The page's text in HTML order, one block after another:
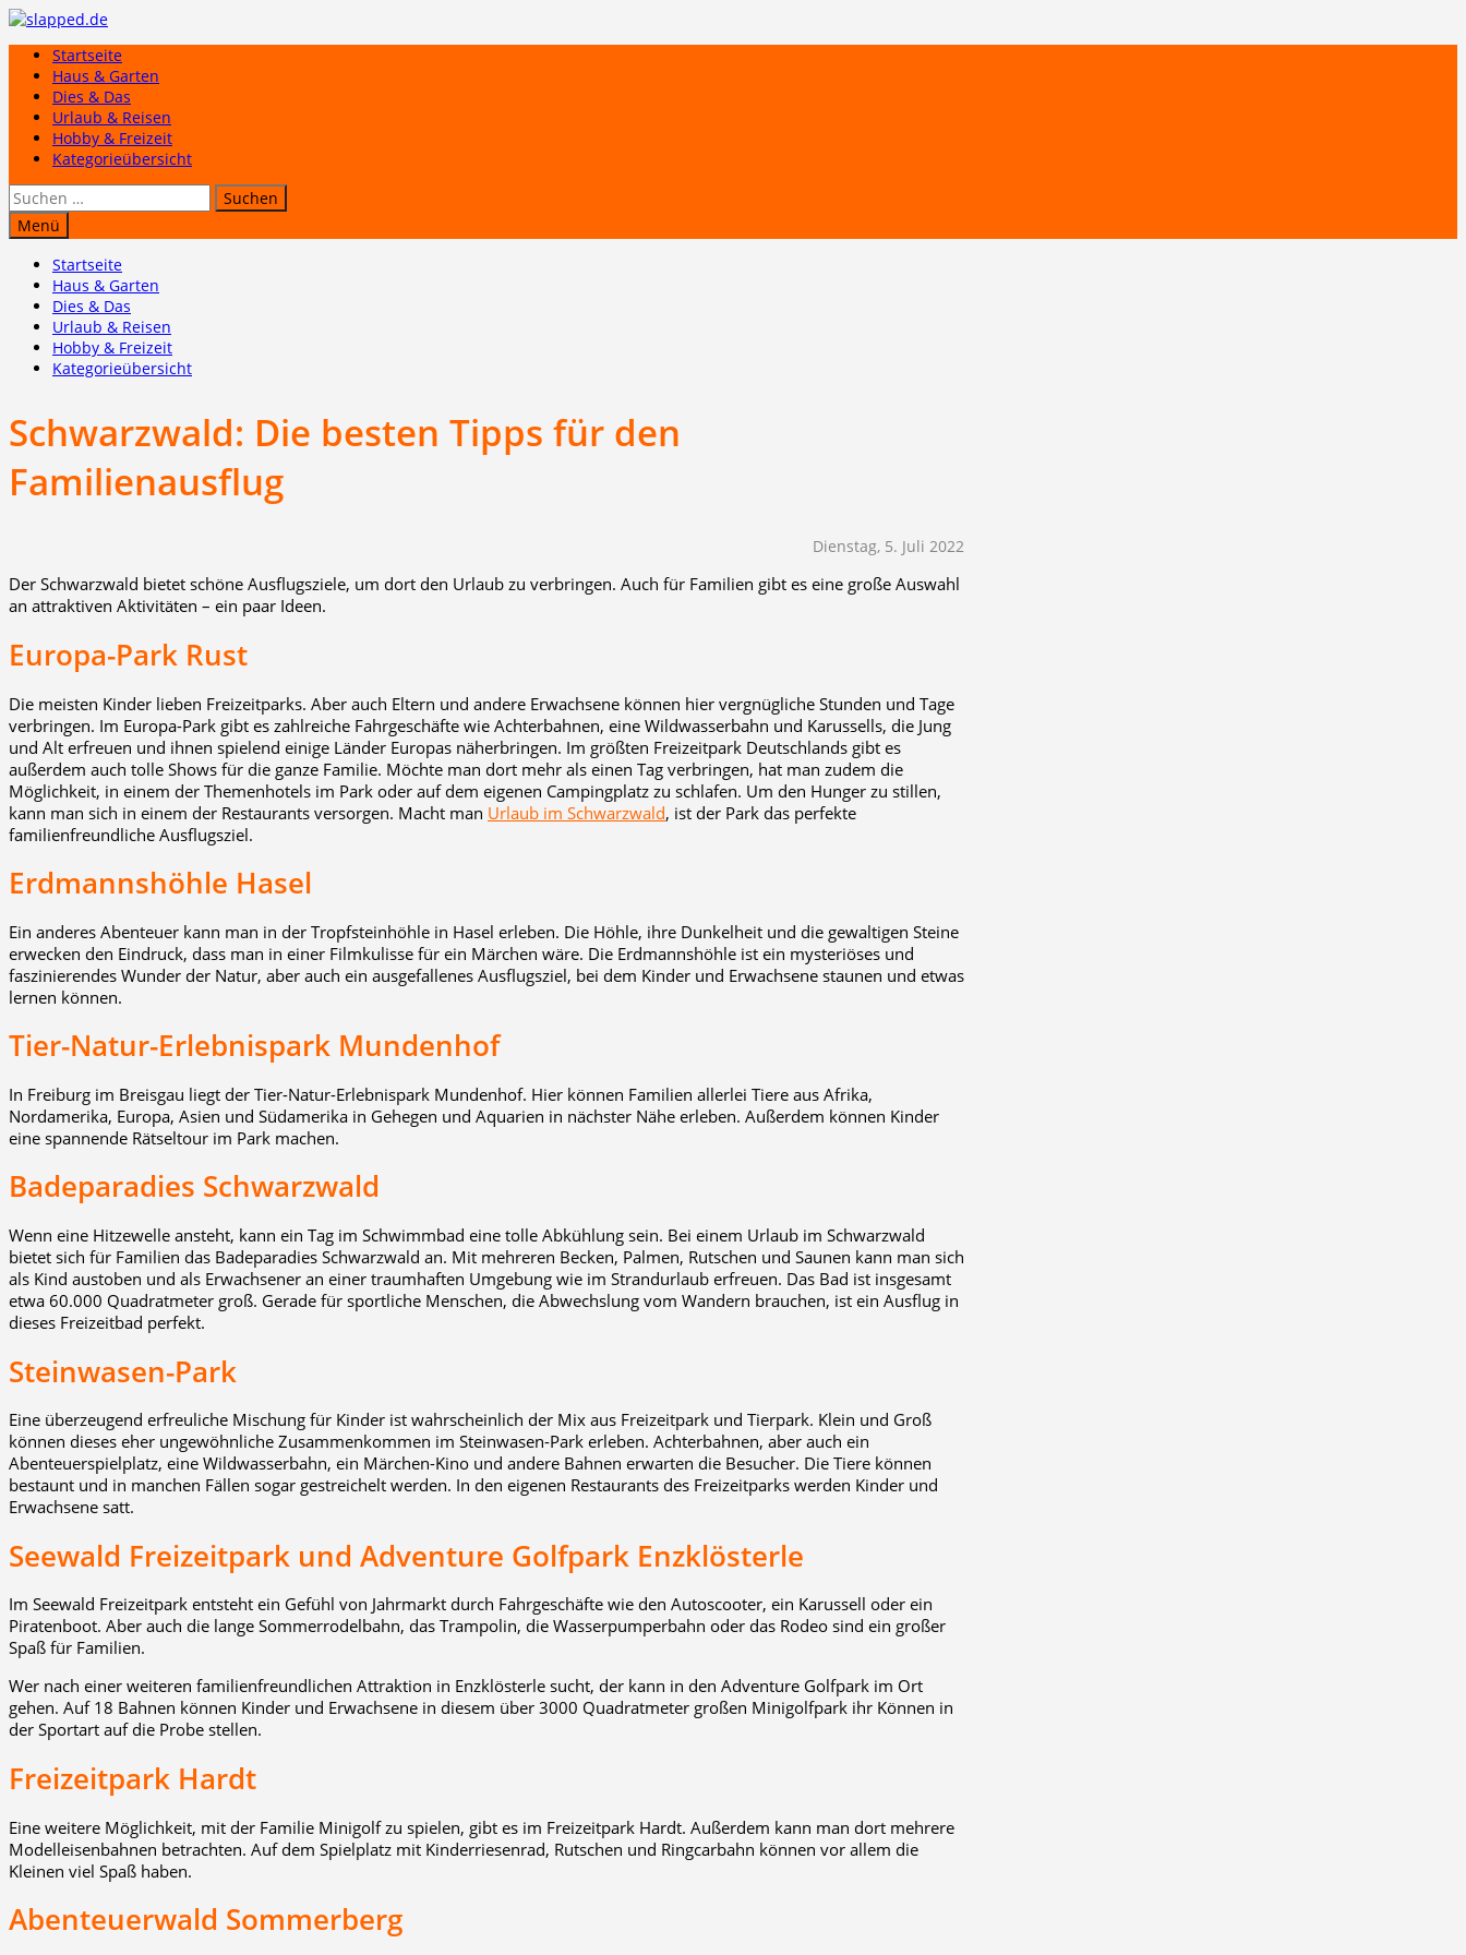
Zum
springenStartseite
Haus & Garten
Dies & Das
Urlaub & Reisen
Hobby & Freizeit
Kategorieübersicht
Suchen
nach:
Menü
Startseite
Haus & Garten
Dies & Das
Urlaub & Reisen
Hobby & Freizeit
Kategorieübersicht
Schwarzwald: Die besten Tipps für den
Familienausflug
Dienstag, 5. Juli 2022
Der Schwarzwald bietet schöne Ausflugsziele, um dort den Urlaub zu verbringen. Auch für Familien gibt es eine große Auswahl
an attraktiven Aktivitäten – ein paar Ideen.
Europa-Park Rust
Die meisten Kinder lieben Freizeitparks. Aber auch Eltern und andere Erwachsene können hier vergnügliche Stunden und Tage
verbringen. Im Europa-Park gibt es zahlreiche Fahrgeschäfte wie Achterbahnen, eine Wildwasserbahn und Karussells, die Jung
und Alt erfreuen und ihnen spielend einige Länder Europas näherbringen. Im größten Freizeitpark Deutschlands gibt es
außerdem auch tolle Shows für die ganze Familie. Möchte man dort mehr als einen Tag verbringen, hat man zudem die
Möglichkeit, in einem der Themenhotels im Park oder auf dem eigenen Campingplatz zu schlafen. Um den Hunger zu stillen,
kann man sich in einem der Restaurants versorgen. Macht man Urlaub im Schwarzwald, ist der Park das perfekte
familienfreundliche Ausflugsziel.
Erdmannshöhle Hasel
Ein anderes Abenteuer kann man in der Tropfsteinhöhle in Hasel erleben. Die Höhle, ihre Dunkelheit und die gewaltigen Steine
erwecken den Eindruck, dass man in einer Filmkulisse für ein Märchen wäre. Die Erdmannshöhle ist ein mysteriöses und
faszinierendes Wunder der Natur, aber auch ein ausgefallenes Ausflugsziel, bei dem Kinder und Erwachsene staunen und etwas
lernen können.
Tier-Natur-Erlebnispark Mundenhof
In Freiburg im Breisgau liegt der Tier-Natur-Erlebnispark Mundenhof. Hier können Familien allerlei Tiere aus Afrika,
Nordamerika, Europa, Asien und Südamerika in Gehegen und Aquarien in nächster Nähe erleben. Außerdem können Kinder
eine spannende Rätseltour im Park machen.
Badeparadies Schwarzwald
Wenn eine Hitzewelle ansteht, kann ein Tag im Schwimmbad eine tolle Abkühlung sein. Bei einem Urlaub im Schwarzwald
bietet sich für Familien das Badeparadies Schwarzwald an. Mit mehreren Becken, Palmen, Rutschen und Saunen kann man sich
als Kind austoben und als Erwachsener an einer traumhaften Umgebung wie im Strandurlaub erfreuen. Das Bad ist insgesamt
etwa 60.000 Quadratmeter groß. Gerade für sportliche Menschen, die Abwechslung vom Wandern brauchen, ist ein Ausflug in
dieses Freizeitbad perfekt.
Steinwasen-Park
Eine überzeugend erfreuliche Mischung für Kinder ist wahrscheinlich der Mix aus Freizeitpark und Tierpark. Klein und Groß
können dieses eher ungewöhnliche Zusammenkommen im Steinwasen-Park erleben. Achterbahnen, aber auch ein
Abenteuerspielplatz, eine Wildwasserbahn, ein Märchen-Kino und andere Bahnen erwarten die Besucher. Die Tiere können
bestaunt und in manchen Fällen sogar gestreichelt werden. In den eigenen Restaurants des Freizeitparks werden Kinder und
Erwachsene satt.
Seewald Freizeitpark und Adventure Golfpark Enzklösterle
Im Seewald Freizeitpark entsteht ein Gefühl von Jahrmarkt durch Fahrgeschäfte wie den Autoscooter, ein Karussell oder ein
Piratenboot. Aber auch die lange Sommerrodelbahn, das Trampolin, die Wasserpumperbahn oder das Rodeo sind ein großer
Spaß für Familien.
Wer nach einer weiteren familienfreundlichen Attraktion in Enzklösterle sucht, der kann in den Adventure Golfpark im Ort
gehen. Auf 18 Bahnen können Kinder und Erwachsene in diesem über 3000 Quadratmeter großen Minigolfpark ihr Können in
der Sportart auf die Probe stellen.
Freizeitpark Hardt
Eine weitere Möglichkeit, mit der Familie Minigolf zu spielen, gibt es im Freizeitpark Hardt. Außerdem kann man dort mehrere
Modelleisenbahnen betrachten. Auf dem Spielplatz mit Kinderriesenrad, Rutschen und Ringcarbahn können vor allem die
Kleinen viel Spaß haben.
Abenteuerwald Sommerberg